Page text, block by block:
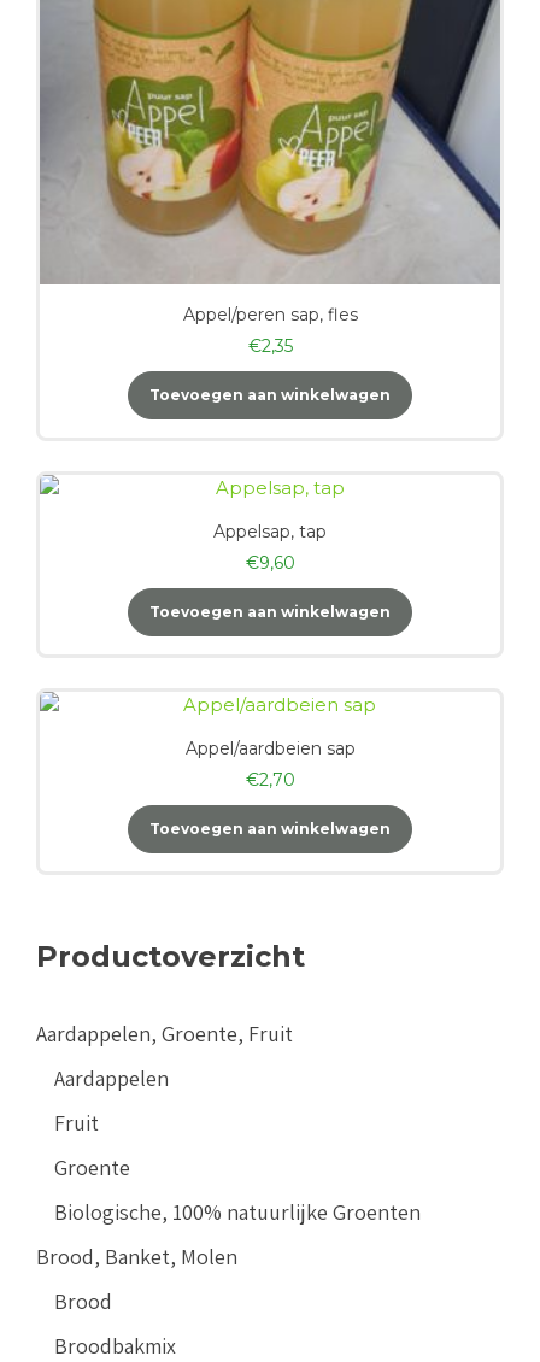
Appel/peren sap, fles
€2,35
Toevoegen aan winkelwagen
Appelsap, tap
€9,60
Toevoegen aan winkelwagen
Appel/aardbeien sap
€2,70
Toevoegen aan winkelwagen
Productoverzicht
Aardappelen, Groente, Fruit
Aardappelen
Fruit
Groente
Biologische, 100% natuurlijke Groenten
Brood, Banket, Molen
Brood
Broodbakmix